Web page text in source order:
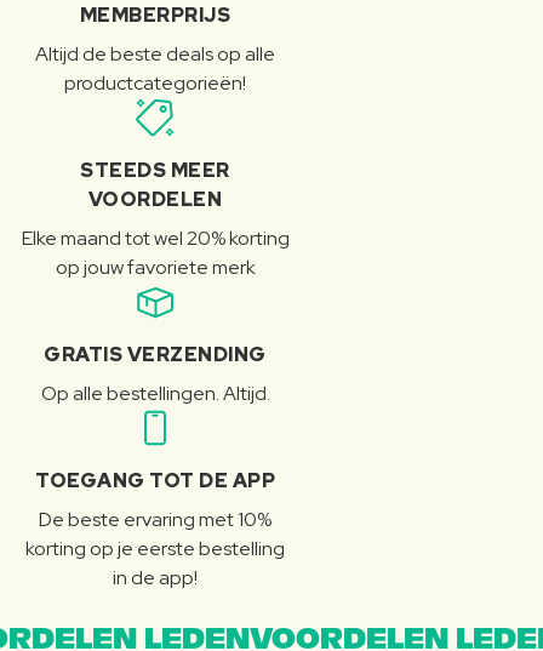
MEMBERPRIJS
Altijd de beste deals op alle
productcategorieën!
STEEDS MEER
VOORDELEN
Elke maand tot wel 20% korting
op jouw favoriete merk
GRATIS VERZENDING
Op alle bestellingen. Altijd.
TOEGANG TOT DE APP
De beste ervaring met 10%
korting op je eerste bestelling
in de app!
LEDENVOORDELEN